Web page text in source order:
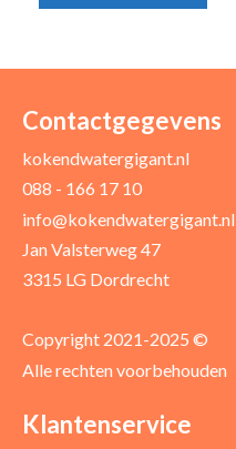
Uw naam *
Uw recensie *
Contactgegevens
kokendwatergigant.nl
088 - 166 17 10
info@kokendwatergigant.nl
Jan Valsterweg 47
3315 LG Dordrecht
Copyright 2021-2025 ©
Alle rechten voorbehouden
Klantenservice